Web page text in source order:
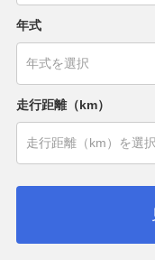
年式
走行距離（km）